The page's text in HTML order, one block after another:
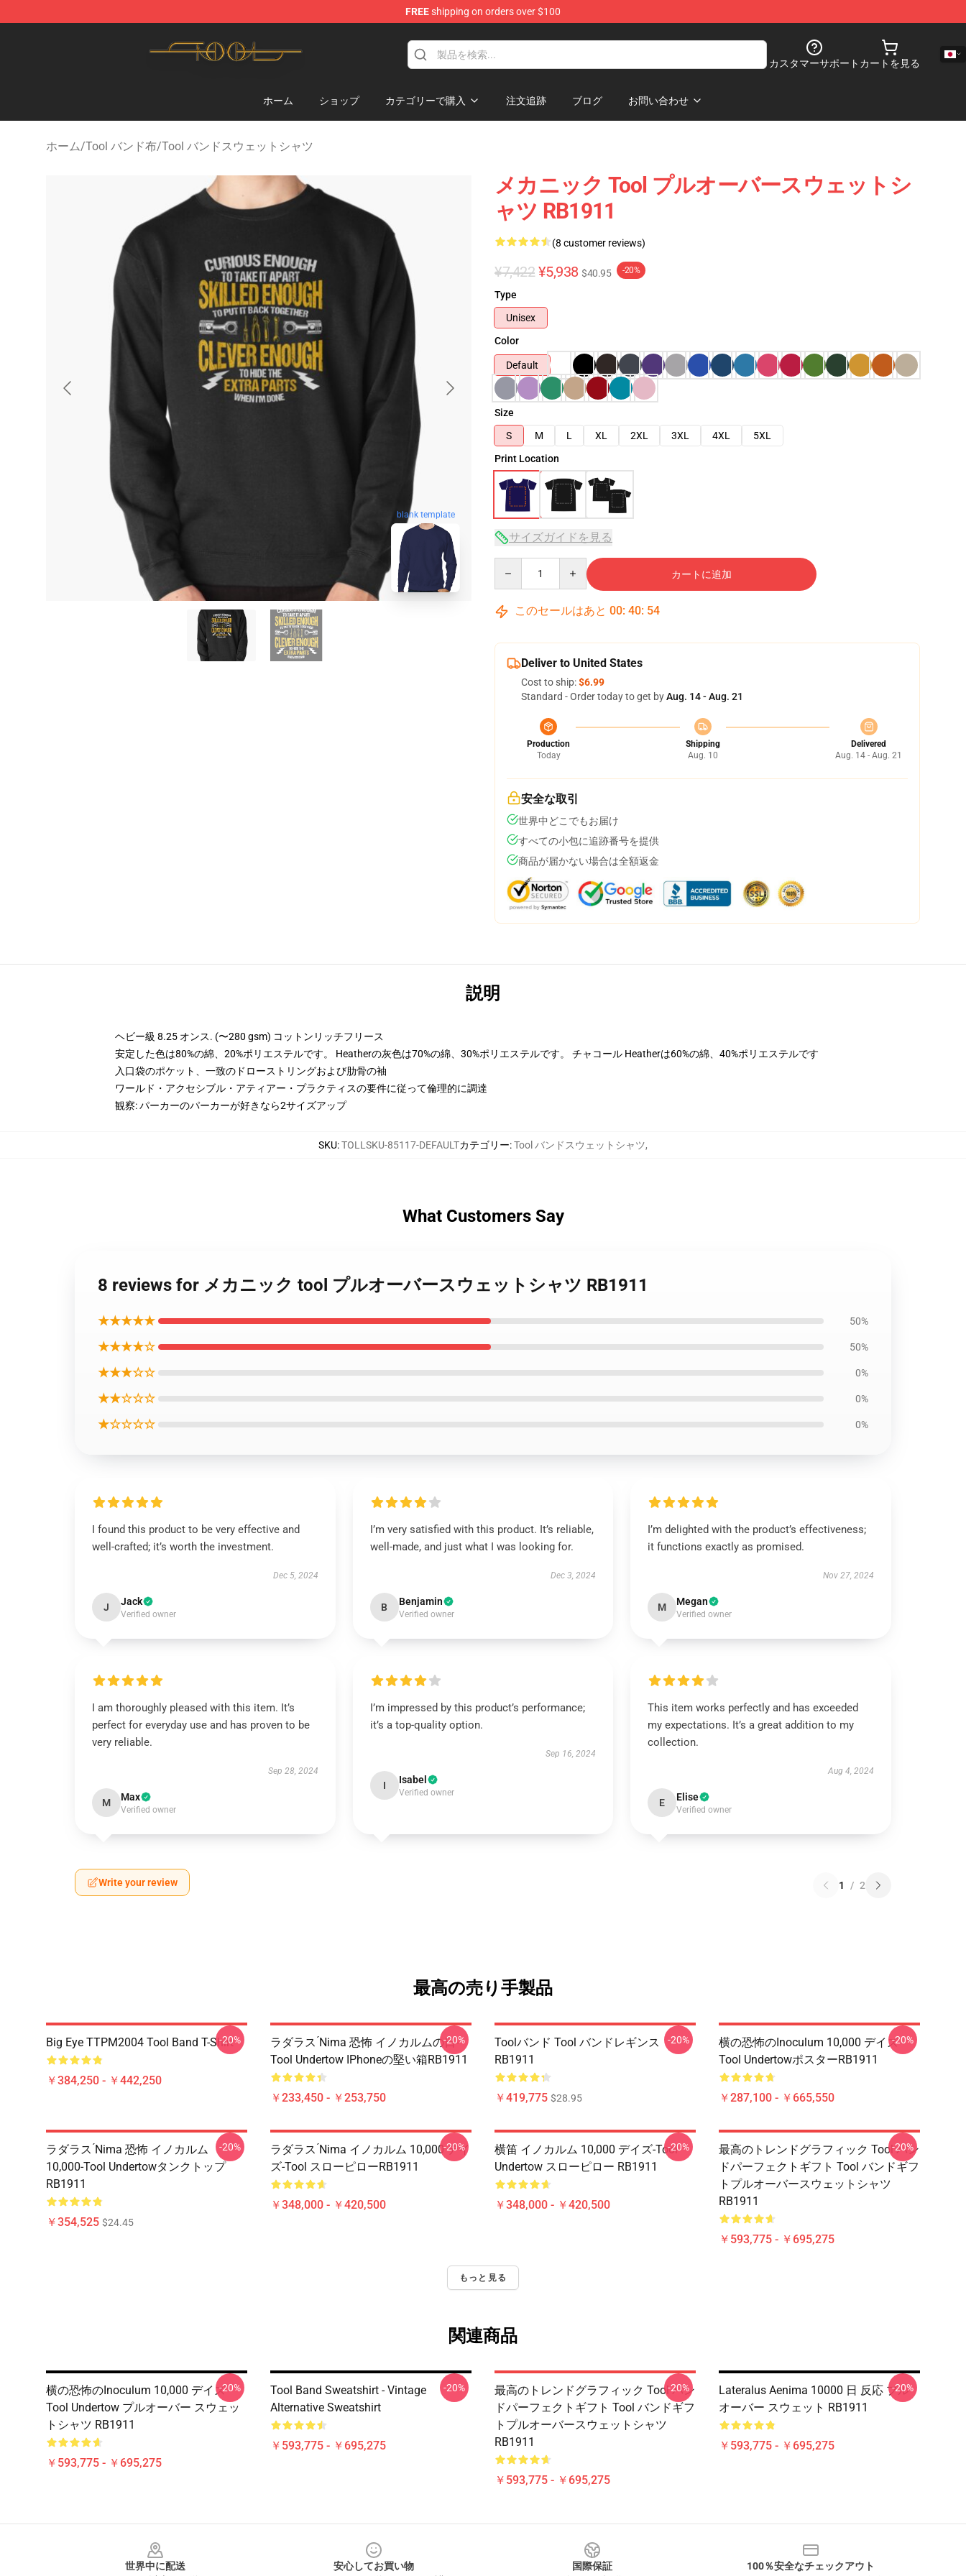
FREEshipping on orders over $100
カスタマーサポート カートを見る
ホーム ショップ カテゴリーで購入 注文追跡 ブログ お問い合わせ
ホーム/Tool バンド布/Tool バンドスウェットシャツ
blank template
メカニック Tool プルオーバースウェットシ
ャツ RB1911
(8 customer reviews)
¥7,422 ¥5,938 $40.95 -20%
Type
Unisex
Color
Default
Size
S
M L XL 2XL 3XL 4XL
5XL
Print Location
サイズガイドを見る
カートに追加
このセールはあと 00: 40: 53
Deliver to United States
Cost to ship:$6.99
Standard - Order today to get byAug. 14 - Aug. 21
Production
Today
Shipping
Aug. 10
Delivered
Aug. 14 - Aug. 21
安全な取引
世界中どこでもお届け
すべての小包に追跡番号を提供
商品が届かない場合は全額返金
説明
ヘビー級 8.25 オンス. (〜280 gsm) コットンリッチフリース
安定した色は80%の綿、20%ポリエステルです。 Heatherの灰色は70%の綿、30%ポリエステルです。 チャコール Heatherは60%の綿、40%ポリエステルです
入口袋のポケット、一致のドローストリングおよび肋骨の袖
ワールド・アクセシブル・アティアー・プラクティスの要件に従って倫理的に調達
観察: パーカーのパーカーが好きなら2サイズアップ
SKU:TOLLSKU-85117-DEFAULTカテゴリー:Tool バンドスウェットシャツ,
What Customers Say
8 reviews for メカニック tool プルオーバースウェットシャツ RB1911
★★★★★ 50%
★★★★☆ 50%
★★★☆☆ 0%
★★☆☆☆ 0%
★☆☆☆☆ 0%
I found this product to be very effective and
well-crafted; it’s worth the investment.
Dec 5, 2024
J Jack
Verified owner
I’m very satisfied with this product. It’s reliable,
well-made, and just what I was looking for.
Dec 3, 2024
B Benjamin
Verified owner
I’m delighted with the product’s effectiveness;
it functions exactly as promised.
Nov 27, 2024
M Megan
Verified owner
I am thoroughly pleased with this item. It’s
perfect for everyday use and has proven to be
very reliable.
Sep 28, 2024
M Max
Verified owner
I’m impressed by this product’s performance;
it’s a top-quality option.
Sep 16, 2024
I Isabel
Verified owner
This item works perfectly and has exceeded
my expectations. It’s a great addition to my
collection.
Aug 4, 2024
E Elise
Verified owner
Write your review 1 / 2
最高の売り手製品
Big Eye TTPM2004 Tool Band T-Shirt
￥384,250 - ￥442,250
-20%
ラダラス ́nima 恐怖 イノカルムの日-
Tool Undertow IPhoneの堅い箱RB1911
￥233,450 - ￥253,750
-20%
Toolバンド Tool バンドレギンス
RB1911
￥419,775 $28.95
-20%
横の恐怖のInoculum 10,000 デイズ-
Tool UndertowポスターRB1911
￥287,100 - ￥665,550
-20%
ラダラス ́nima 恐怖 イノカルム
10,000-Tool Undertowタンクトップ
RB1911
￥354,525 $24.45
-20%
ラダラス ́nima イノカルム 10,000 デイ
ズ-Tool スローピローRB1911
￥348,000 - ￥420,500
-20%
横笛 イノカルム 10,000 デイズ-Tool
Undertow スローピロー RB1911
￥348,000 - ￥420,500
-20%
最高のトレンドグラフィック Tool バン
ドパーフェクトギフト Tool バンドギフ
トプルオーバースウェットシャツ
RB1911
￥593,775 - ￥695,275
-20%
もっと見る
関連商品
横の恐怖のInoculum 10,000 デイズ-
Tool Undertow プルオーバー スウェッ
トシャツ RB1911
￥593,775 - ￥695,275
-20%
Tool Band Sweatshirt - Vintage
Alternative Sweatshirt
￥593,775 - ￥695,275
-20%
最高のトレンドグラフィック Tool バン
ドパーフェクトギフト Tool バンドギフ
トプルオーバースウェットシャツ
RB1911
￥593,775 - ￥695,275
-20%
Lateralus Aenima 10000 日 反応 プル
オーバー スウェット RB1911
￥593,775 - ￥695,275
-20%
世界中に配送
安心してお買い物
国際保証
100％安全なチェックアウト